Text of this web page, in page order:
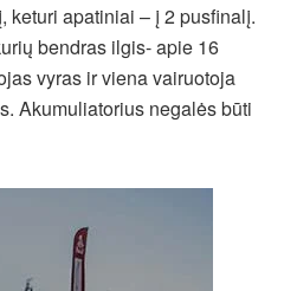
keturi apatiniai – į 2 pusfinalį.
bendras ilgis- apie 16
vyras ir viena vairuotoja
Akumuliatorius negalės būti